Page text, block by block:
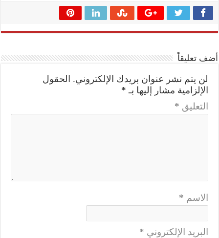
أضف تعليقاً
لن يتم نشر عنوان بريدك الإلكتروني.
الحقول
الإلزامية مشار إليها بـ *
التعليق *
الاسم *
البريد الإلكتروني *